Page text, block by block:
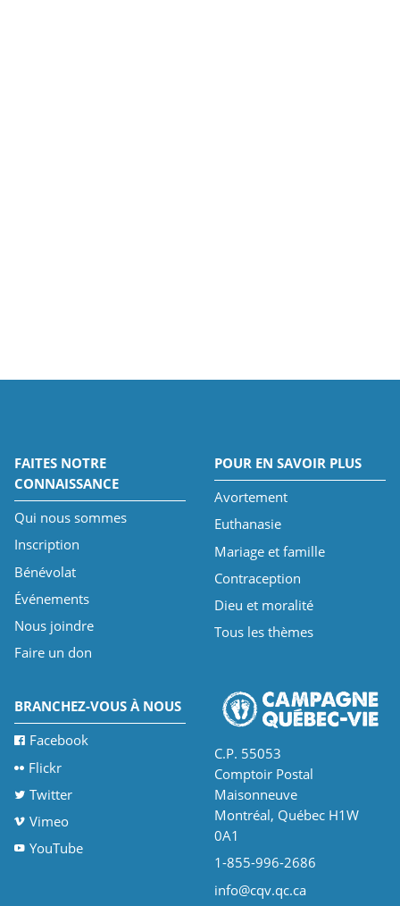
FAITES NOTRE
CONNAISSANCE
Qui nous sommes
Inscription
Bénévolat
Événements
Nous joindre
Faire un don
POUR EN SAVOIR PLUS
Avortement
Euthanasie
Mariage et famille
Contraception
Dieu et moralité
Tous les thèmes
BRANCHEZ-VOUS À NOUS
Facebook
Flickr
Twitter
Vimeo
YouTube
C.P. 55053
Comptoir Postal
Maisonneuve
Montréal, Québec H1W
0A1
1-855-996-2686
info@cqv.qc.ca